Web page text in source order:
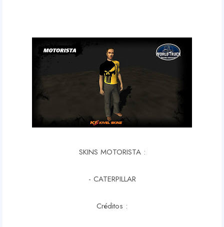
SKINS MOTORISTA :
- CATERPILLAR
Créditos :